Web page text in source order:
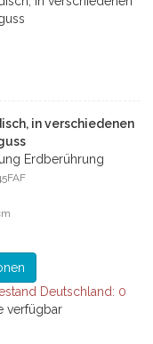
in verschiedenen
Erdberührung
Deutschland: 0
verfügbar